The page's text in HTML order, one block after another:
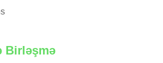
Birləşmə